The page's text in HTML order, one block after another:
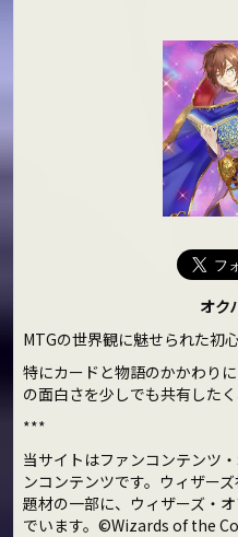
オク
MTGの世界観に魅せられた初心
特にカードと物語のかかわり
の面白さを少しでも共有した
***
当サイトはファンコンテンツ
ンコンテンツです。ウィザー
題材の一部に、ウィザーズ・
でいます。©Wizards of the